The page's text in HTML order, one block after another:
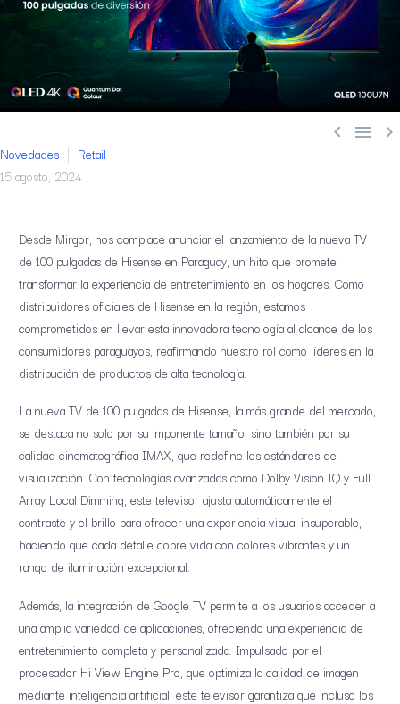
  
Novedades
Retail
15 agosto, 2024
Desde Mirgor, nos complace anunciar el lanzamiento de la nueva TV
de 100 pulgadas de Hisense en Paraguay, un hito que promete
transformar la experiencia de entretenimiento en los hogares. Como
distribuidores oficiales de Hisense en la región, estamos
comprometidos en llevar esta innovadora tecnología al alcance de los
consumidores paraguayos, reafirmando nuestro rol como líderes en la
distribución de productos de alta tecnología.
La nueva TV de 100 pulgadas de Hisense, la más grande del mercado,
se destaca no solo por su imponente tamaño, sino también por su
calidad cinematográfica IMAX, que redefine los estándares de
visualización. Con tecnologías avanzadas como Dolby Vision IQ y Full
Array Local Dimming, este televisor ajusta automáticamente el
contraste y el brillo para ofrecer una experiencia visual insuperable,
haciendo que cada detalle cobre vida con colores vibrantes y un
rango de iluminación excepcional.
Además, la integración de Google TV permite a los usuarios acceder a
una amplia variedad de aplicaciones, ofreciendo una experiencia de
entretenimiento completa y personalizada. Impulsado por el
procesador Hi View Engine Pro, que optimiza la calidad de imagen
mediante inteligencia artificial, este televisor garantiza que incluso los